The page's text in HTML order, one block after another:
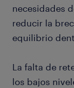
necesidades
reducir la
equilibrio
La falta de
los bajos